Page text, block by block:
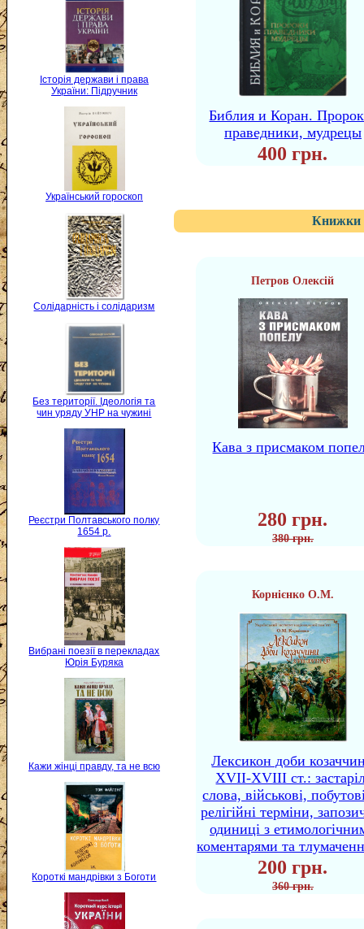
Історія держави і права
України: Підручник
Український гороскоп
Солідарність і солідаризм
Без території. Ідеологія та
чин уряду УНР на чужині
Реєстри Полтавського полку
1654 р.
Вибрані поезії в перекладах
Юрія Буряка
Кажи жінці правду, та не всю
Короткі мандрівки з Боготи
Библия и Коран.
праведники, мудрецы
400 грн.
Книжки
Петров Олексій
Кава з присмаком
280 грн.
380 грн.
Корнієнко О.М.
Лексикон доби
XVII-XVIII ст.:
слова, військові,
релігійні терміни,
одиниці з
коментарями та
200 грн.
360 грн.